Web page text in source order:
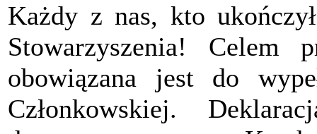
Każdy z nas, kto
Stowarzyszenia! Celem
obowiązana jest do
Członkowskiej.